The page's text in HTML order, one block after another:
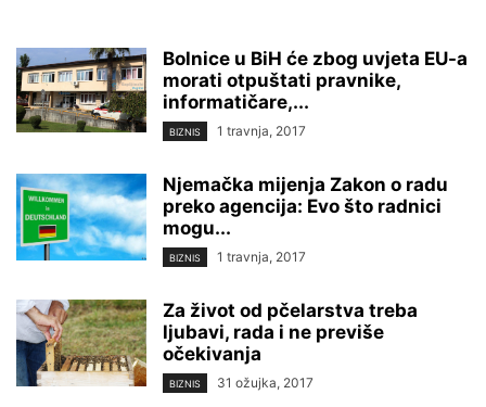
Bolnice u BiH će zbog uvjeta EU-a
morati otpuštati pravnike,
informatičare,...
BIZNIS 1 travnja, 2017
Njemačka mijenja Zakon o radu
preko agencija: Evo što radnici
mogu...
BIZNIS 1 travnja, 2017
Za život od pčelarstva treba
ljubavi, rada i ne previše
očekivanja
BIZNIS 31 ožujka, 2017